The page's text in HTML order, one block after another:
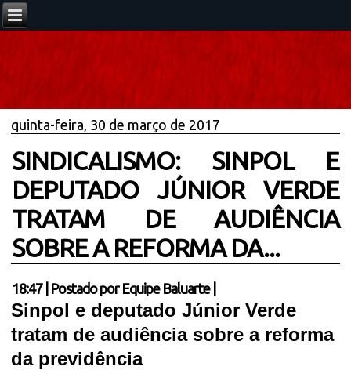
quinta-feira, 30 de março de 2017
SINDICALISMO: SINPOL E
DEPUTADO JÚNIOR VERDE
TRATAM DE AUDIÊNCIA
SOBRE A REFORMA DA...
18:47| Postado por Equipe Baluarte
Sinpol e deputado Júnior Verde
tratam de audiência sobre a reforma
da previdência